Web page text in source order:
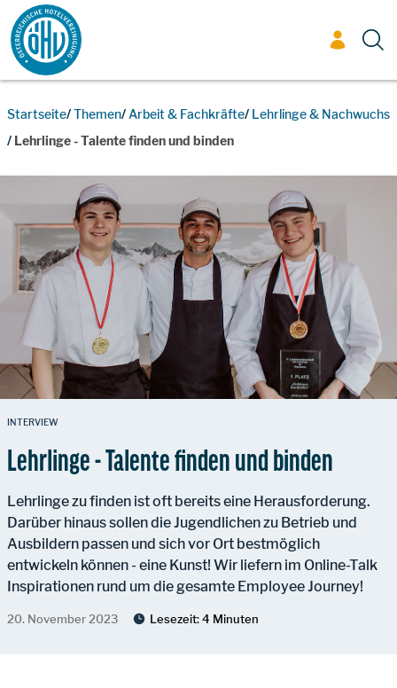
Zum Inhalt
Startseite Themen Arbeit & Fachkräfte Lehrlinge & Nachwuchs
Lehrlinge - Talente finden und binden
INTERVIEW
Lehrlinge - Talente finden und binden
Lehrlinge zu finden ist oft bereits eine Herausforderung.
Darüber hinaus sollen die Jugendlichen zu Betrieb und
Ausbildern passen und sich vor Ort bestmöglich
entwickeln können - eine Kunst! Wir liefern im Online-Talk
Inspirationen rund um die gesamte Employee Journey!
20. November 2023 Lesezeit:4 Minuten